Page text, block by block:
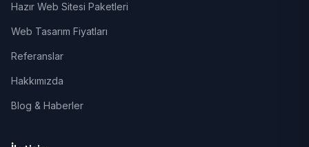
Hazır Web Sitesi Paketleri
Web Tasarım Fiyatları
Referanslar
Hakkımızda
Blog & Haberler